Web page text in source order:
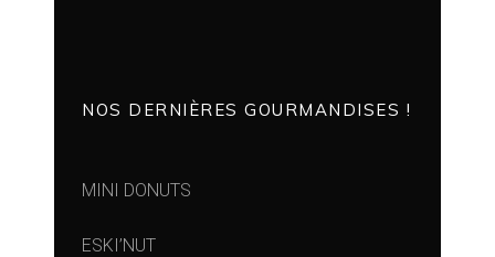
NOS DERNIÈRES GOURMANDISES !
MINI DONUTS
ESKI’NUT